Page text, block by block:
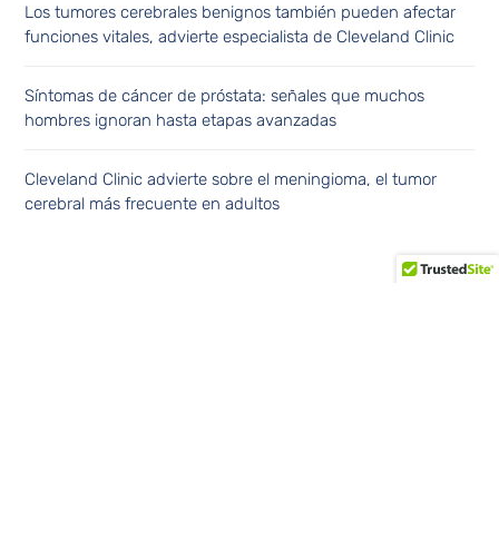
Los tumores cerebrales benignos también pueden afectar
funciones vitales, advierte especialista de Cleveland Clinic
Síntomas de cáncer de próstata: señales que muchos
hombres ignoran hasta etapas avanzadas
Cleveland Clinic advierte sobre el meningioma, el tumor
cerebral más frecuente en adultos